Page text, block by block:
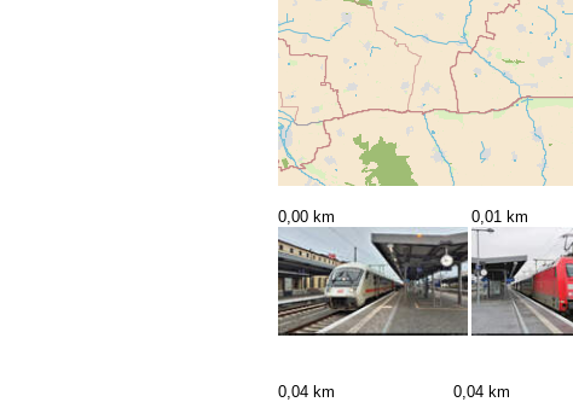
0,00 km 0,01 km
0,04 km 0,04 km